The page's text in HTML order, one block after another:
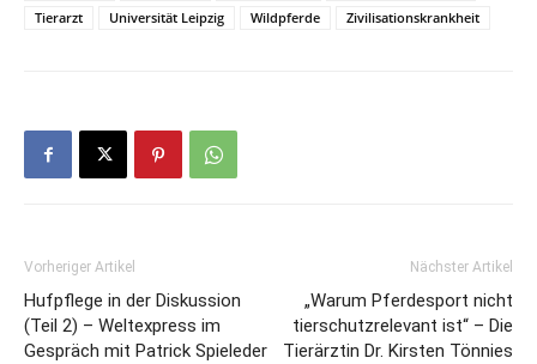
Tierarzt
Universität Leipzig Wildpferde Zivilisationskrankheit
Vorheriger Artikel
Hufpflege in der Diskussion
(Teil 2) – Weltexpress im
Gespräch mit Patrick Spieleder
Nächster Artikel
„Warum Pferdesport nicht
tierschutzrelevant ist“ – Die
Tierärztin Dr. Kirsten Tönnies